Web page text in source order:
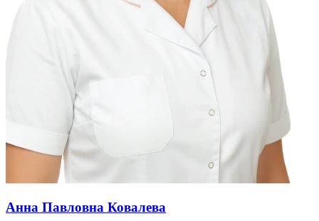
Анна Павловна Ковалева